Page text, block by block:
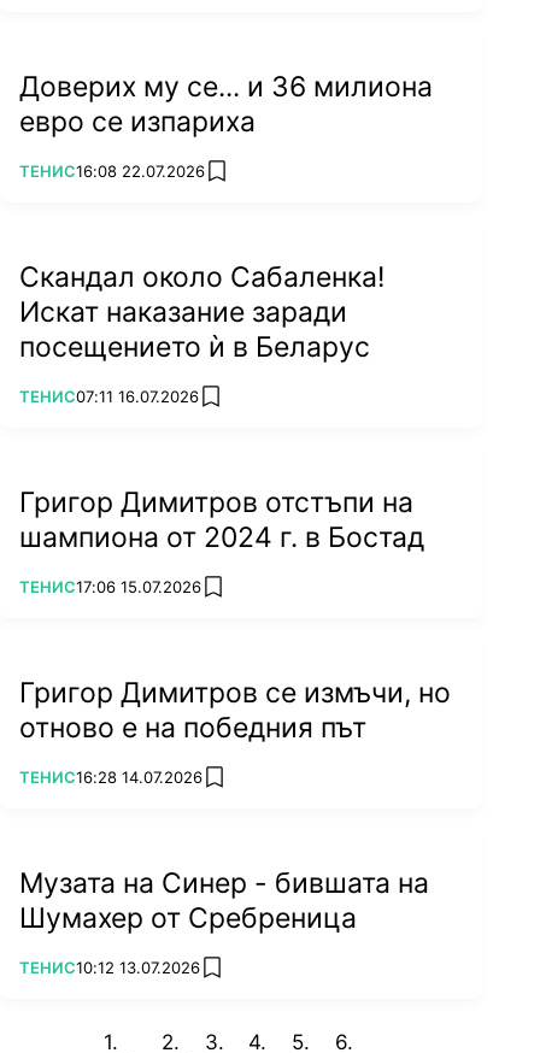
Доверих му се... и 36 милиона
евро се изпариха
ПОВЕЧЕ ОТ
ТЕНИС16:08 22.07.2026 add favorites
Скандал около Сабаленка!
Искат наказание заради
посещението ѝ в Беларус
ПОВЕЧЕ ОТ
ТЕНИС07:11 16.07.2026 add favorites
Григор Димитров отстъпи на
шампиона от 2024 г. в Бостад
ПОВЕЧЕ ОТ
ТЕНИС17:06 15.07.2026 add favorites
Григор Димитров се измъчи, но
отново е на победния път
ПОВЕЧЕ ОТ
ТЕНИС16:28 14.07.2026 add favorites
Музата на Синер - бившата на
Шумахер от Сребреница
ПОВЕЧЕ ОТ
ТЕНИС10:12 13.07.2026 add favorites